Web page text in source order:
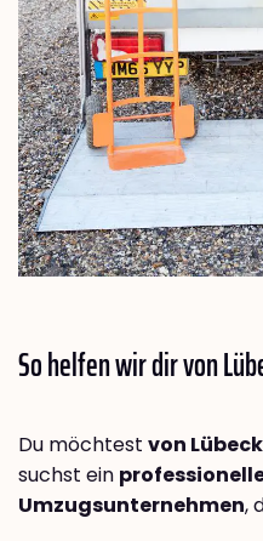
So helfen wir dir von
Du möchtest von
suchst ein
Umzugsunternehmen,